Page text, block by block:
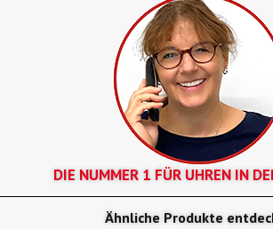
DIE NUMMER 1 FÜR UHREN IN
Ähnliche Produkte